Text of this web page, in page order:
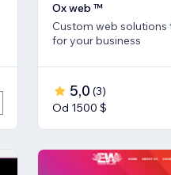
Ox web ™
Custom web
for your business
5,0 (3)
Od 1500 $